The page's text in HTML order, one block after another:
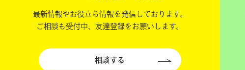
最新情報やお役立ち情報を発信しております。
ご相談も受付中、友達登録をお願いします。
相談する